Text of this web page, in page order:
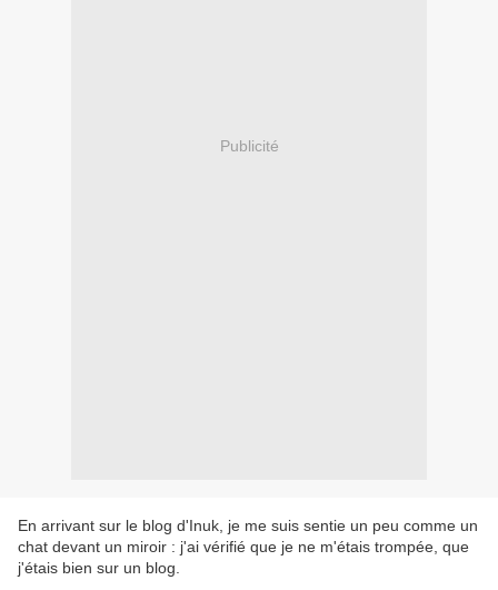
Publicité
En arrivant sur le blog d'Inuk, je me suis sentie un peu comme un
chat devant un miroir : j'ai vérifié que je ne m'étais trompée, que
j'étais bien sur un blog.